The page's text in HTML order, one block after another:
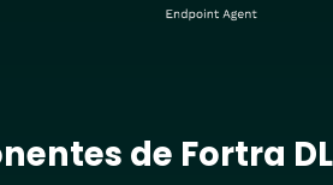
de Fortra